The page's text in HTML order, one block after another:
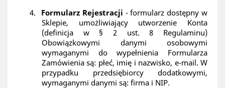
4.
Formularz Rejestracji - formularz dostępny w
Sklepie, umożliwiający utworzenie Konta
(definicja w § 2 ust. 8 Regulaminu)
Obowiązkowymi danymi osobowymi
wymaganymi do wypełnienia Formularza
Zamówienia są: płeć, imię i nazwisko, e-mail. W
przypadku przedsiębiorcy dodatkowymi,
wymaganymi danymi są: firma i NIP.